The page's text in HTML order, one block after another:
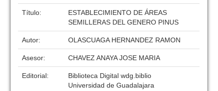
Título:
ESTABLECIMIENTO DE ÁREAS
SEMILLERAS DEL GENERO PINUS
Autor: OLASCUAGA HERNANDEZ RAMON
Asesor: CHAVEZ ANAYA JOSE MARIA
Editorial:
Biblioteca Digital wdg.biblio
Universidad de Guadalajara